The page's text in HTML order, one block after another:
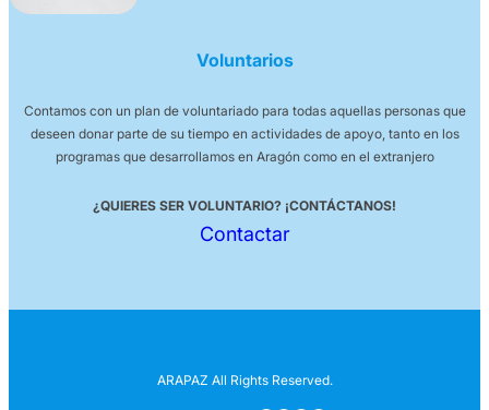
Voluntarios
Contamos con un plan de voluntariado para todas aquellas personas que
deseen donar parte de su tiempo en actividades de apoyo, tanto en los
programas que desarrollamos en Aragón como en el extranjero
¿QUIERES SER VOLUNTARIO? ¡CONTÁCTANOS!
Contactar
ARAPAZ All Rights Reserved.